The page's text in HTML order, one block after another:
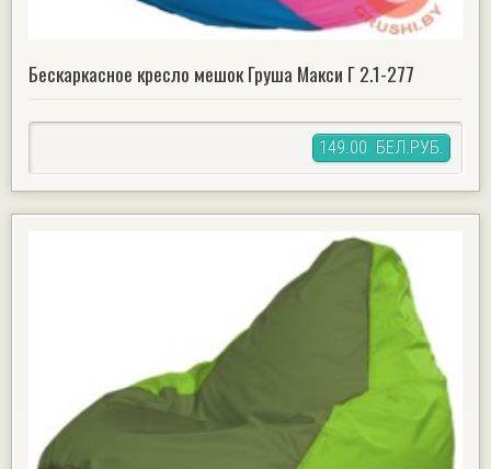
Бескаркасное кресло мешок Груша Макси Г 2.1-277
149.00 БЕЛ.РУБ.